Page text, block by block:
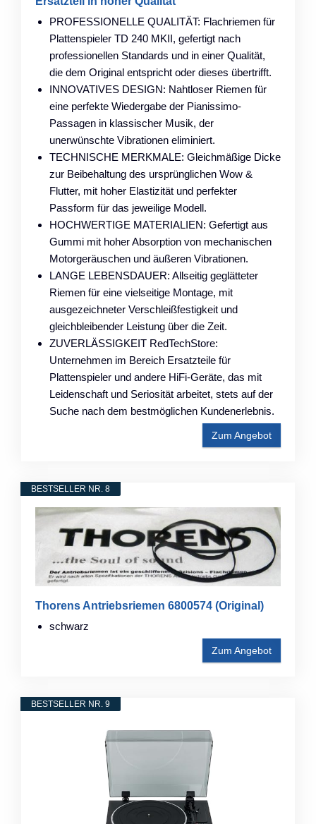
PROFESSIONELLE QUALITÄT: Flachriemen für
Plattenspieler TD 240 MKII, gefertigt nach
professionellen Standards und in einer Qualität,
die dem Original entspricht oder dieses übertrifft.
INNOVATIVES DESIGN: Nahtloser Riemen für
eine perfekte Wiedergabe der Pianissimo-
Passagen in klassischer Musik, der
unerwünschte Vibrationen eliminiert.
TECHNISCHE MERKMALE: Gleichmäßige Dicke
zur Beibehaltung des ursprünglichen Wow &
Flutter, mit hoher Elastizität und perfekter
Passform für das jeweilige Modell.
HOCHWERTIGE MATERIALIEN: Gefertigt aus
Gummi mit hoher Absorption von mechanischen
Motorgeräuschen und äußeren Vibrationen.
LANGE LEBENSDAUER: Allseitig geglätteter
Riemen für eine vielseitige Montage, mit
ausgezeichneter Verschleißfestigkeit und
gleichbleibender Leistung über die Zeit.
ZUVERLÄSSIGKEIT RedTechStore:
Unternehmen im Bereich Ersatzteile für
Plattenspieler und andere HiFi‑Geräte, das mit
Leidenschaft und Seriosität arbeitet, stets auf der
Suche nach dem bestmöglichen Kundenerlebnis.
Zum Angebot
BESTSELLER NR. 8
Thorens Antriebsriemen 6800574 (Original)
schwarz
Zum Angebot
BESTSELLER NR. 9